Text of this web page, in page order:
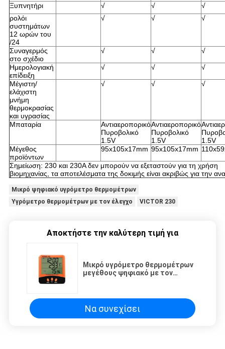
Ξυπνητήρι √ √
√
ρολόι
συστημάτων
12 ωρών του
/24
√ √ √
Συναγερμός
στο σχέδιο
√ √ √
Ημερολογιακή
επίδειξη
√ √ √
Μέγιστη/
ελάχιστη
μνήμη
θερμοκρασίας
και υγρασίας
√ √ √
Μπαταρία
Αντιαεροπορικό
Πυροβολικό
1.5V
Αντιαεροπορικό
Πυροβολικό
1.5V
1.5V
Μέγεθος
προϊόντων
95x105x17mm 95x105x17mm
Σημείωση: 230 και 230A δεν μπορούν να εξεταστούν για τη χρήση
βιομηχανίας, τα αποτελέσματα της δοκιμής είναι ακριβώς για την
Μικρό ψηφιακό υγρόμετρο θερμομέτρων
Υγρόμετρο θερμομέτρων με τον έλεγχο
VICTOR 230
Αποκτήστε την καλύτερη τιμή για
Μικρό υγρόμετρο θερμομέτρων
μεγέθους ψηφιακό με τον
Να συνεχίσει